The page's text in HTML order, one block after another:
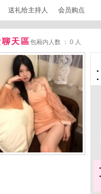
送礼给主持人 会员购点
天區包厢内人数 ： 0 人